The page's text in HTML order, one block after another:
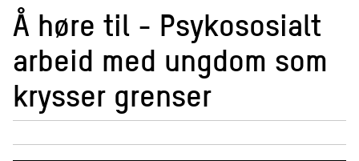
Å høre til - Psykososialt
arbeid med ungdom som
krysser grenser